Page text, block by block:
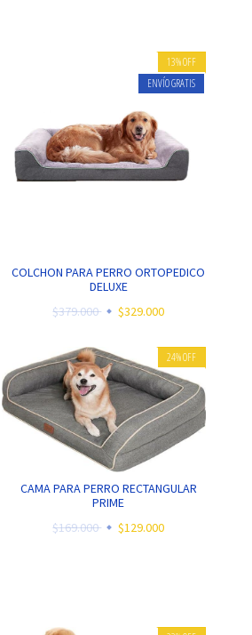
13%OFF
ENVÍO GRATIS
COLCHON PARA PERRO ORTOPEDICO
DELUXE
$379.000
$329.000
24%OFF
CAMA PARA PERRO RECTANGULAR
PRIME
$169.000
$129.000